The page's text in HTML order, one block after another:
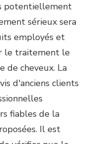
potentiellement
sérieux sera
employés et
le traitement le
de cheveux. La
d'anciens clients
fiables de la
Il est